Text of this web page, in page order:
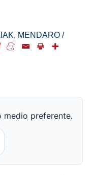
, MENDARO /
medio preferente.